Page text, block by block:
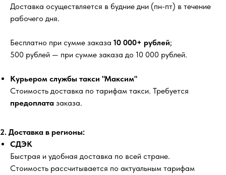
Доставка осуществляется в будние дни (пн-пт) в течение
рабочего дня.
Бесплатно при сумме заказа 10 000+ рублей;
500 рублей — при сумме заказа до 10 000 рублей.
Курьером службы такси "Максим"
Стоимость доставка по тарифам такси. Требуется
предоплата заказа.
2. Доставка в регионы:
СДЭК
Быстрая и удобная доставка по всей стране.
Стоимость рассчитывается по актуальным тарифам